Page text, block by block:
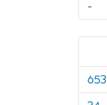
-
653